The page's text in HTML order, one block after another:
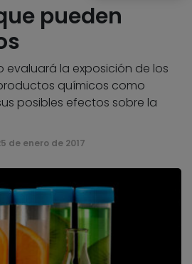
pueden
evaluará la exposición de los
químicos como
posibles efectos sobre la
de enero de 2017